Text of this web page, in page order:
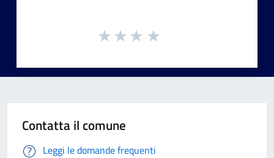
Contatta il comune
Leggi le domande frequenti